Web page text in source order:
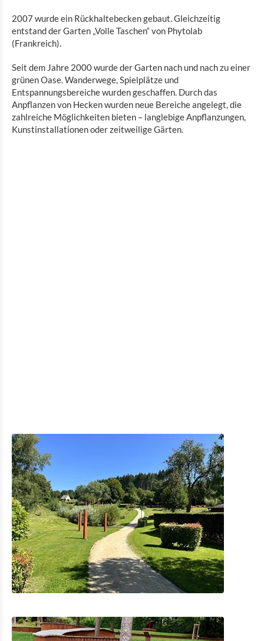
2007 wurde ein Rückhaltebecken gebaut. Gleichzeitig
entstand der Garten „Volle Taschen“ von Phytolab
(Frankreich).
Seit dem Jahre 2000 wurde der Garten nach und nach zu einer
grünen Oase. Wanderwege, Spielplätze und
Entspannungsbereiche wurden geschaffen. Durch das
Anpflanzen von Hecken wurden neue Bereiche angelegt, die
zahlreiche Möglichkeiten bieten – langlebige Anpflanzungen,
Kunstinstallationen oder zeitweilige Gärten.